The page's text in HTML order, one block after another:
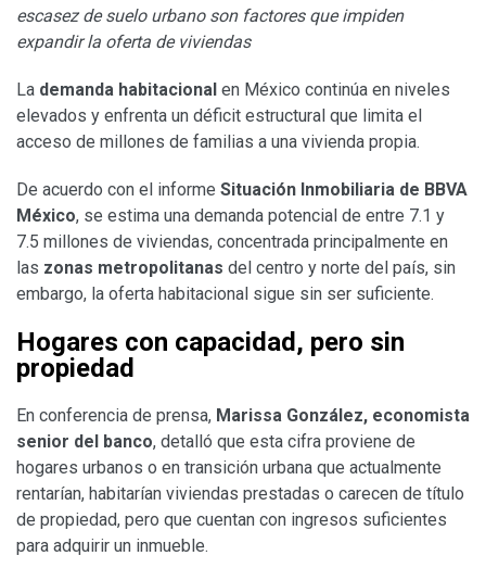
escasez de suelo urbano son factores que impiden
expandir la oferta de viviendas
La demanda habitacional en México continúa en niveles
elevados y enfrenta un déficit estructural que limita el
acceso de millones de familias a una vivienda propia.
De acuerdo con el informe Situación Inmobiliaria de BBVA
México, se estima una demanda potencial de entre 7.1 y
7.5 millones de viviendas, concentrada principalmente en
las zonas metropolitanas del centro y norte del país, sin
embargo, la oferta habitacional sigue sin ser suficiente.
Hogares con capacidad, pero sin
propiedad
En conferencia de prensa, Marissa González, economista
senior del banco, detalló que esta cifra proviene de
hogares urbanos o en transición urbana que actualmente
rentarían, habitarían viviendas prestadas o carecen de título
de propiedad, pero que cuentan con ingresos suficientes
para adquirir un inmueble.